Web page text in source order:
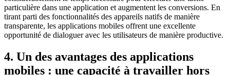
particulière dans une application et augmentent les conversions. En
tirant parti des fonctionnalités des appareils natifs de manière
transparente, les applications mobiles offrent une excellente
opportunité de dialoguer avec les utilisateurs de manière productive.
4. Un des avantages des applications
mobiles : une capacité à travailler hors